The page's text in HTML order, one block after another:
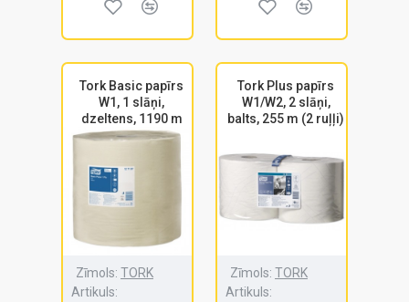
Tork Basic papīrs
W1, 1 slāņi,
dzeltens, 1190 m
Zīmols: TORK
Artikuls:
Tork Plus papīrs
W1/W2, 2 slāņi,
balts, 255 m (2 ruļļi)
Zīmols: TORK
Artikuls: